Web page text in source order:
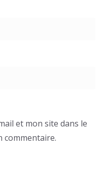
et mon site dans le
commentaire.